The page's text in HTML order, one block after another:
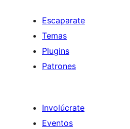
Escaparate
Temas
Plugins
Patrones
Involúcrate
Eventos